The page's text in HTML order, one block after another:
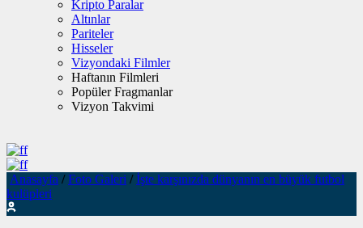
Kripto Paralar
Altınlar
Pariteler
Hisseler
Vizyondaki Filmler
Haftanın Filmleri
Popüler Fragmanlar
Vizyon Takvimi
Anasayfa / Foto Galeri / İşte karşınızda dünyanın en büyük futbol
kulüpleri